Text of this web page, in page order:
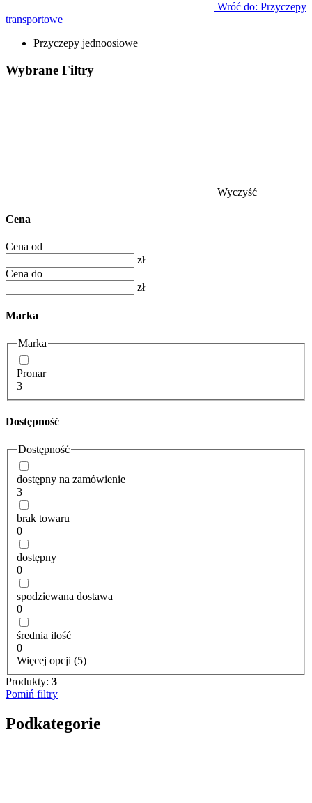
Wróć do: Przyczepy
transportowe
Przyczepy jednoosiowe
Wybrane Filtry
Wyczyść
Cena
Cena od
zł
Cena do
zł
Marka
Marka
Pronar
3
Dostępność
Dostępność
dostępny na zamówienie
3
brak towaru
0
dostępny
0
spodziewana dostawa
0
średnia ilość
0
Więcej opcji (5)
Produkty: 3
Pomiń filtry
Podkategorie